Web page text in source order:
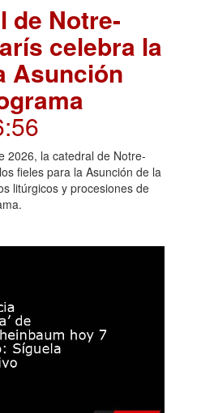
de Notre-
celebra la
Asunción
2026, la catedral de Notre-
fieles para la Asunción de la
litúrgicos y procesiones de